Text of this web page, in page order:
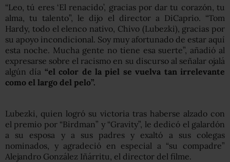
“Leo, tú eres ‘El renacido’, gracias por dar tu corazón, tu
alma, tu talento”, le dijo el director a DiCaprio. “Tom
Hardy, todo el elenco nativo, Chivo (Lubezki), gracias por
su apoyo incondicional. Soy muy afortunado de estar aquí
esta noche. Mucha gente no tiene esa suerte”, añadió al
expresarse sobre el racismo en su discurso al señalar ojalá
algún día “el color de la piel se vuelva tan irrelevante
como el largo del pelo”.
Lubezki, quien logró su victoria tras haberse alzado con
el premio por “Birdman” y “Gravity”, le dedicó el galardón
a su esposa y a sus padres y exaltó a sus colegas
nominados, y agradeció en especial a “su compadre”
Alejandro González Iñárritu, el director del filme.